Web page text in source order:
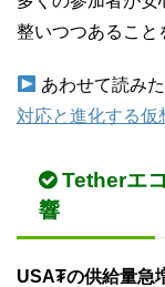
整いつつあること
あわせて読みた
対応と進化する仮
Tetherエ
響
USA₮の供給量急